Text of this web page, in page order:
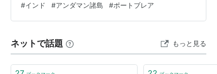
ハブロック島をメインで考えており、ホテルもちょっぴ
り贅沢しました。なので、ポートブレアのホテルは安い
麗そうなのは確認しました。 ②立地 ポートブレアでは
セルラージェイルを観光する予定しかなかったので、そ
こに近いホテルを探…
#インド #アンダマン諸島 #ポートブレア
ネットで話題 もっと見る